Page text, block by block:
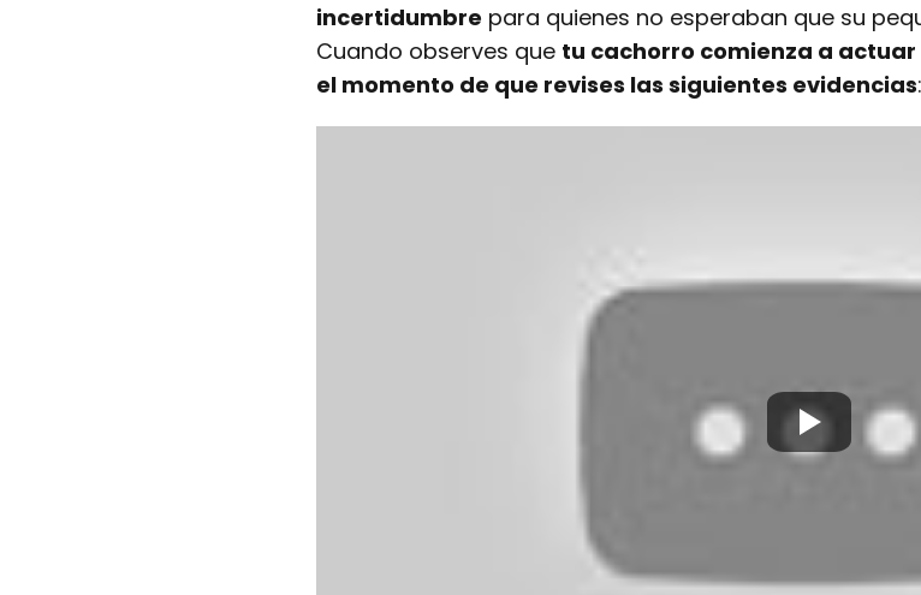
incertidumbre para quienes no esperaban que su
Cuando observes que tu cachorro comienza a
el momento de que revises las siguientes evidencias: